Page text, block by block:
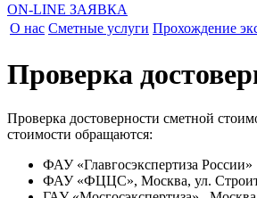
ON-LINE ЗАЯВКА
О нас Сметные услуги Прохождение
Проверка
Проверка достоверности сметной
стоимости обращаются:
ФАУ «Главгосэкспертиза
ФАУ «ФЦЦС», Москва, ул.